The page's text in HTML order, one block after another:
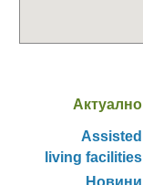
Актуално
Assisted
living facilities
Новини